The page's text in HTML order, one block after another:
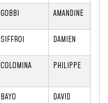
GOBBI AMANDINE
SIFFROI DAMIEN
COLOMINA PHILIPPE
BAYO DAVID